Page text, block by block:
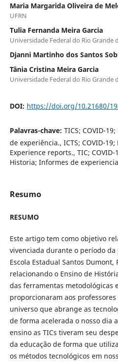
Maria Margarida Oliveira de
UFRN
Tulia Fernanda Meira Garcia
Universidade Federal do Rio Grande
Djanni Martinho dos Santos
Tânia Cristina Meira Garcia
Universidade Federal do Rio Grande
DOI: https://doi.org/10.21680/
Palavras-chave: TICS; COVID-
de experiência., ICTS; COVID-
Experience reports., TIC;
Historia; Informes de
Resumo
RESUMO
Este artigo tem como objetivo
vivenciada durante o período da
Escola Estadual Santos
relacionando o Ensino de
das ferramentas metodológicas
proporcionaram aos
universo que abrange as
de forma acelerada o nosso dia
ensino as TICs tiveram seu
da educação de forma que
os métodos tecnológicos em